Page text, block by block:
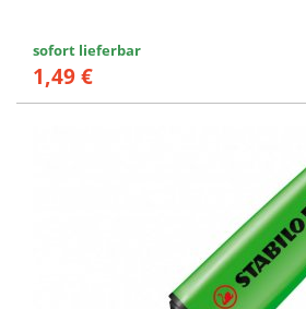
sofort lieferbar
1,49 €